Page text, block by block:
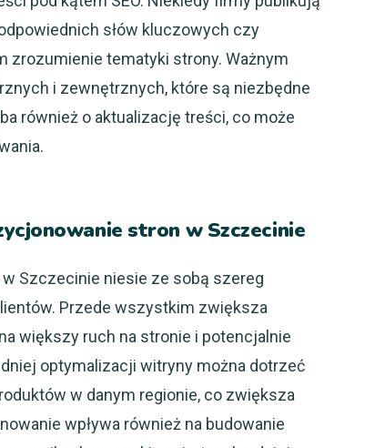
słów kluczowych czy
zrozumienie tematyki strony. Ważnym
i zewnętrznych, które są niezbędne
również o aktualizację treści, co może
stron w Szczecinie
Szczecinie niesie ze sobą szereg
Przede wszystkim zwiększa
większy ruch na stronie i potencjalnie
optymalizacji witryny można dotrzeć
w danym regionie, co zwiększa
wpływa również na budowanie